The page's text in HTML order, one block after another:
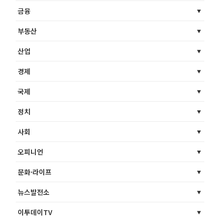
금융
부동산
산업
경제
국제
정치
사회
오피니언
문화·라이프
뉴스발전소
이투데이TV